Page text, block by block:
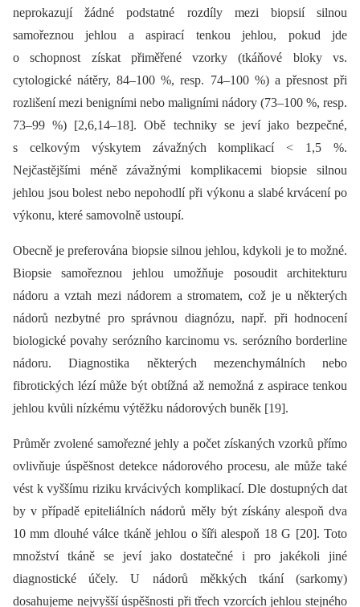
neprokazují žádné podstatné rozdíly mezi biopsií silnou
samořeznou jehlou a aspirací tenkou jehlou, pokud jde
o schopnost získat přiměřené vzorky (tkáňové bloky vs.
cytologické nátěry, 84–100 %, resp. 74–100 %) a přesnost při
rozlišení mezi benigními nebo maligními nádory (73–100 %, resp.
73–99 %) [2,6,14–18]. Obě techniky se jeví jako bezpečné,
s celkovým výskytem závažných komplikací < 1,5 %.
Nejčastějšími méně závažnými komplikacemi biopsie silnou
jehlou jsou bolest nebo nepohodlí při výkonu a slabé krvácení po
výkonu, které samovolně ustoupí.
Obecně je preferována biopsie silnou jehlou, kdykoli je to možné.
Biopsie samořeznou jehlou umožňuje posoudit architekturu
nádoru a vztah mezi nádorem a stromatem, což je u některých
nádorů nezbytné pro správnou diagnózu, např. při hodnocení
biologické povahy serózního karcinomu vs. serózního borderline
nádoru. Diagnostika některých mezenchymálních nebo
fibrotických lézí může být obtížná až nemožná z aspirace tenkou
jehlou kvůli nízkému výtěžku nádorových buněk [19].
Průměr zvolené samořezné jehly a počet získaných vzorků přímo
ovlivňuje úspěšnost detekce nádorového procesu, ale může také
vést k vyššímu riziku krvácivých komplikací. Dle dostupných dat
by v případě epiteliálních nádorů měly být získány alespoň dva
10 mm dlouhé válce tkáně jehlou o šíři alespoň 18 G [20]. Toto
množství tkáně se jeví jako dostatečné i pro jakékoli jiné
diagnostické účely. U nádorů měkkých tkání (sarkomy)
dosahujeme nejvyšší úspěšnosti při třech vzorcích jehlou stejného